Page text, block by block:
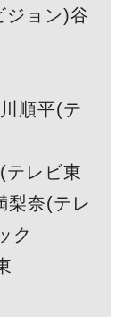
ジョン)谷
順平(テ
テレビ東
梨奈(テレ
ク